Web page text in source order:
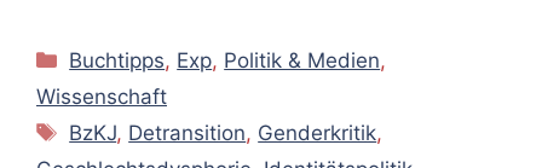
Kategorien
Buchtipps, Exp, Politik & Medien,
Wissenschaft
Schlagwörter
BzKJ, Detransition, Genderkritik,